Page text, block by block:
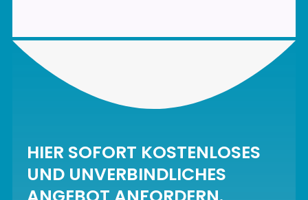
HIER SOFORT KOSTENLOSES
UND UNVERBINDLICHES